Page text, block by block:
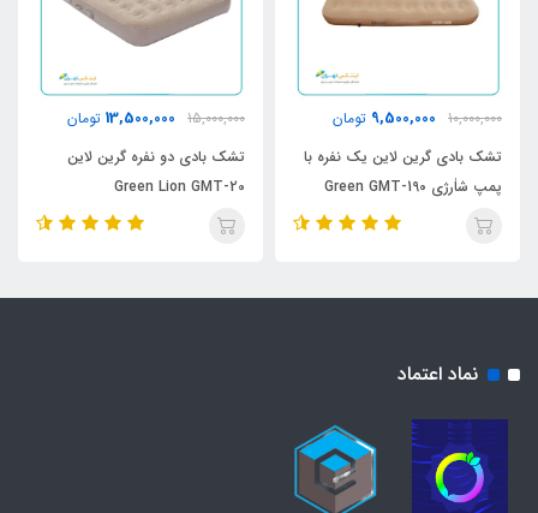
10,000,000
9,500,000 تومان
تشک بادی گرین لاین یک نفره با
پمپ شاٰرژی Green GMT-190
15,000,000
13,500,000 تومان
تشک بادی دو نفره گرین لاین
Green Lion GMT-20
نماد اعتماد